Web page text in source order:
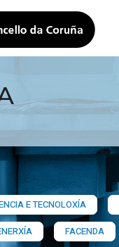
E TECNOLOXÍA
FACENDA